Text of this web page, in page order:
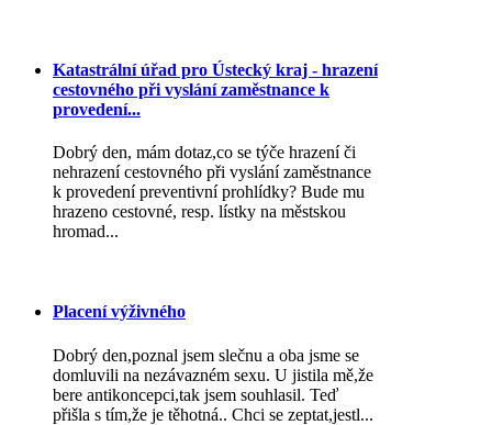
Katastrální úřad pro Ústecký kraj - hrazení
cestovného při vyslání zaměstnance k
provedení...
Dobrý den, mám dotaz,co se týče hrazení či
nehrazení cestovného při vyslání zaměstnance
k provedení preventivní prohlídky? Bude mu
hrazeno cestovné, resp. lístky na městskou
hromad...
Placení výživného
Dobrý den,poznal jsem slečnu a oba jsme se
domluvili na nezávazném sexu. U jistila mě,že
bere antikoncepci,tak jsem souhlasil. Teď
přišla s tím,že je těhotná.. Chci se zeptat,jestl...